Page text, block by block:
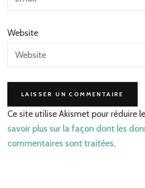
Website
Ce site utilise Akismet pour réduire
savoir plus sur la façon dont les
commentaires sont traitées.